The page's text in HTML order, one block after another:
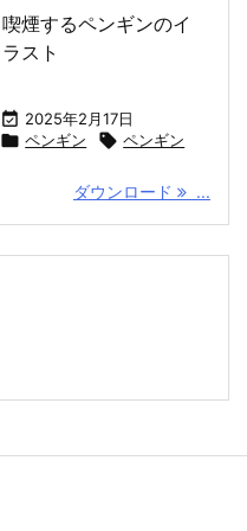
喫煙するペンギンのイ
ラスト
 2025年2月17日
 ペンギン  ペンギン
ダウンロード ...